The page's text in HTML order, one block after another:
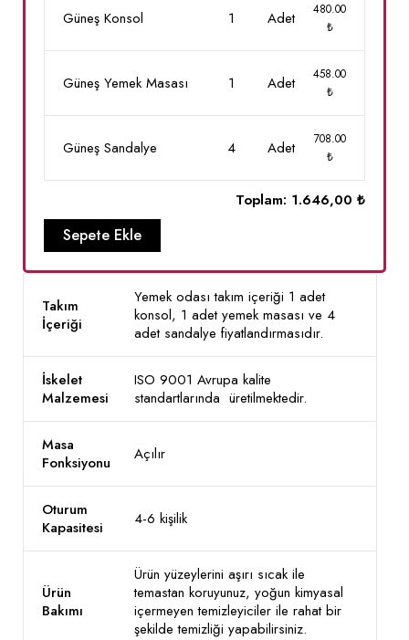
Güneş Konsol 1 Adet
480.00
₺
Güneş Yemek Masası 1 Adet
458.00
₺
Güneş Sandalye 4 Adet
708.00
₺
Toplam: 1.646,00 ₺
Sepete Ekle
Takım
İçeriği
Yemek odası takım içeriği 1 adet
konsol, 1 adet yemek masası ve 4
adet sandalye fiyatlandırmasıdır.
İskelet
Malzemesi
ISO 9001 Avrupa kalite
standartlarında üretilmektedir.
Masa
Fonksiyonu
Açılır
Oturum
Kapasitesi
4-6 kişilik
Ürün
Bakımı
Ürün yüzeylerini aşırı sıcak ile
temastan koruyunuz, yoğun kimyasal
içermeyen temizleyiciler ile rahat bir
şekilde temizliği yapabilirsiniz.